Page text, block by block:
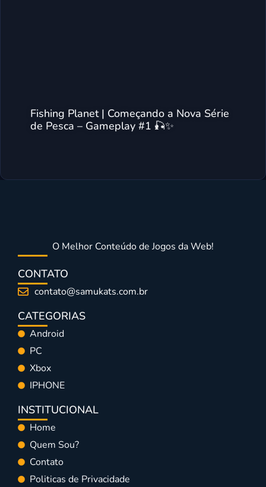
Fishing Planet | Começando a Nova Série
de Pesca – Gameplay #1 🎣✨
O Melhor Conteúdo de Jogos da Web!
CONTATO
contato@samukats.com.br
CATEGORIAS
Android
PC
Xbox
IPHONE
INSTITUCIONAL
Home
Quem Sou?
Contato
Politicas de Privacidade